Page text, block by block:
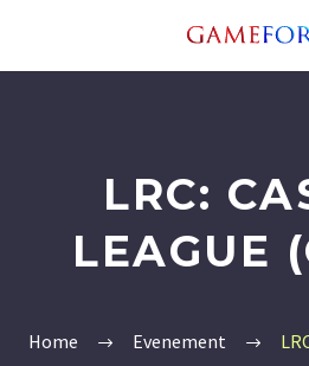
LRC:
LEAGUE
Home Evenement